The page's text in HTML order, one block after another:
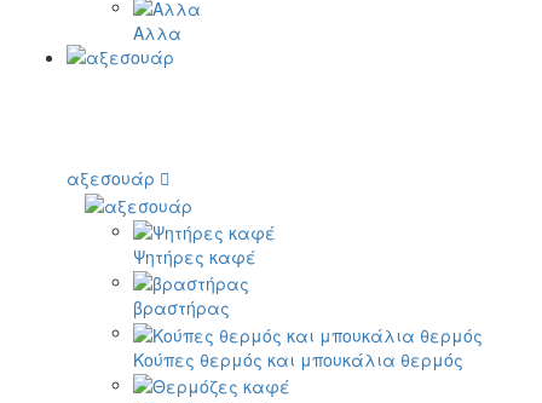
Αλλα
αξεσουάρ
Ψητήρες καφέ
βραστήρας
Κούπες θερμός και μπουκάλια θερμός